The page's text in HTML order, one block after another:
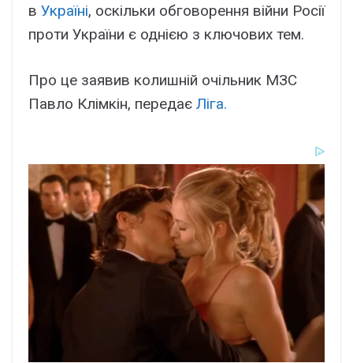
в Україні, оскільки обговорення війни Росії
проти України є однією з ключових тем.
Про це заявив колишній очільник МЗС
Павло Клімкін, передає Ліга.